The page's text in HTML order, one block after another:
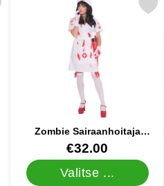
Lapset suosikiksi
Zombie Sairaanhoitaja
Naamiaisasu Deluxe
Tuote.nro 39068
€32.00
Valitse ...
zombie Sairaanhoitaja